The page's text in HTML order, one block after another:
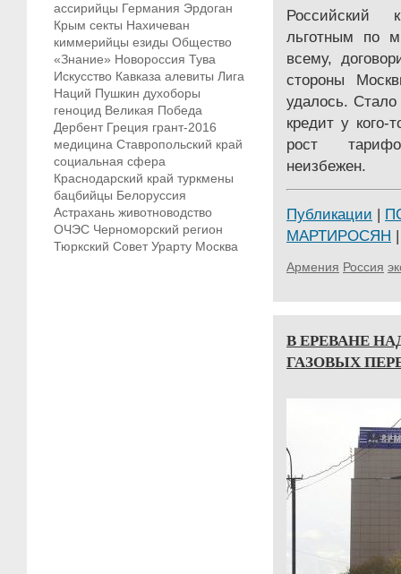
ассирийцы Германия Эрдоган
Крым секты Нахичеван
киммерийцы езиды Общество
«Знание» Новороссия Тува
Искусство Кавказа алевиты Лига
Наций Пушкин духоборы
геноцид Великая Победа
Дербент Греция грант-2016
медицина Ставропольский край
социальная сфера
Краснодарский край туркмены
бацбийцы Белоруссия
Астрахань животноводство
ОЧЭС Черноморский регион
Тюркский Совет Урарту Москва
Российский
льготным по
всему,
стороны
удалось.
кредит у
рост
неизбежен.
Публикации |
МАРТИРОСЯН
Армения Россия
В ЕРЕВАНЕ
ГАЗОВЫХ